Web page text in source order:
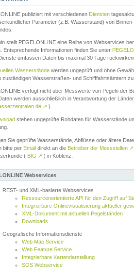
publiziert mit verschiedenen Diensten
Parameter (z.B. Wasserstand) von
stellt PEGELONLINE eine Reihe von Webservices
Entsprechende Informationen finden Sie unter
umfassen Daten bis maximal 30 Tage
Wasserstände werden ungeprüft und ohne
zuständigen Wasserstraßen- und Schifffahrtsämtern
verfügt nicht über Messwerte von Pegeln der
werden ausschließlich in Verantwortung der
↗ ).
stehen ungeprüfte Rohdaten für Wasserstände
Sie geprüfte Wasserstände, Abflüsse oder ältere
bitte per Email direkt an die Betreiber der Messstellen ↗
( BfG ↗ ) in Koblenz.
Webservices
REST- und XML-basierte Webservices
Ressourcenorientierte API für den Zugriff auf
Integrierbare Onlinevisualisierung aktueller
XML-Dokument mit aktuellen Pegelständen
Downloads
Geografische Informationsdienste
Web Map Service
Web Feature Service
Integrierbare Kartendarstellung
SOS Webservice